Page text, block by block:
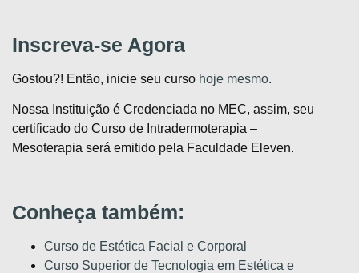
Inscreva-se Agora
Gostou?! Então, inicie seu curso hoje mesmo.
Nossa Instituição é Credenciada no MEC, assim, seu
certificado do Curso de Intradermoterapia –
Mesoterapia será emitido pela Faculdade Eleven.
Conheça também:
Curso de Estética Facial e Corporal
Curso Superior de Tecnologia em Estética e